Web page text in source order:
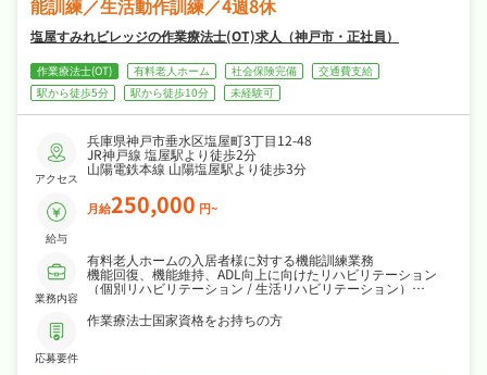
塩屋すみれビレッジの作業療法士(OT)求人（神戸市・正社員）
作業療法士(OT) 有料老人ホーム 社会保険完備
交通費支給
駅から徒歩5分
駅から徒歩10分 未経験可
アクセス
兵庫県神戸市垂水区塩屋町3丁目12-48
JR神戸線 塩屋駅より徒歩2分
山陽電鉄本線 山陽塩屋駅より徒歩3分
給与
月給250,000 円~
業務内容
有料老人ホームの入居者様に対する機能訓練業務
機能回復、機能維持、ADL向上に向けたリハビリテーション
（個別リハビリテーション / 生活リハビリテーション）
利用者様の機能評価
他職種やご家族への情報提供 など
応募要件
作業療法士国家資格をお持ちの方